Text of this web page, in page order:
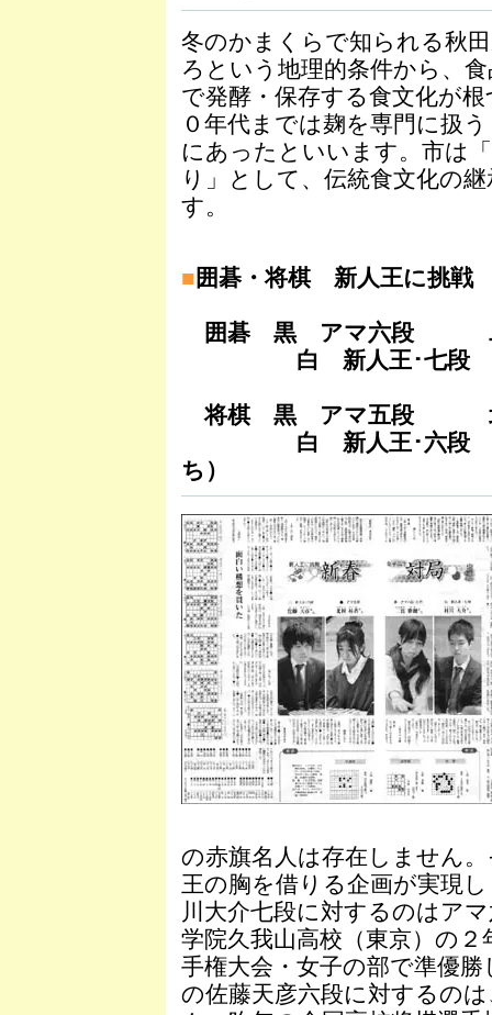
冬のかまくらで知られる秋
ろという地理的条件から、
で発酵・保存する食文化が
０年代までは麹を専門に扱
にあったといいます。市は
り」として、伝統食文化の
す。
■ 囲碁・将棋 新人王に挑戦
囲碁 黒 アマ六段 二
白 新人王･七段 村
将棋 黒 アマ五段 北
白 新人王･六段 佐藤
ち）
の赤旗名人は存在しません
王の胸を借りる企画が実現
川大介七段に対するのはア
学院久我山高校（東京）の
手権大会・女子の部で準優
の佐藤天彦六段に対するの